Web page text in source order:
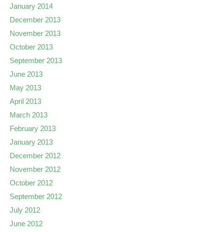
January 2014
December 2013
November 2013
October 2013
September 2013
June 2013
May 2013
April 2013
March 2013
February 2013
January 2013
December 2012
November 2012
October 2012
September 2012
July 2012
June 2012